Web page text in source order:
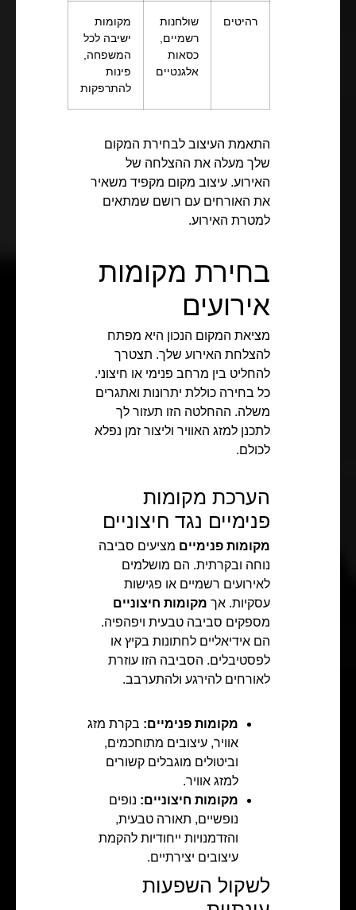
רהיטים
שולחנות
רשמיים,
כסאות
אלגנטיים
מקומות
ישיבה לכל
המשפחה,
פינות
להתרפקות
התאמת העיצוב לבחירת המקום
שלך מעלה את ההצלחה של
האירוע. עיצוב מקום מקפיד משאיר
את האורחים עם רושם שמתאים
למטרת האירוע.
בחירת מקומות
אירועים
מציאת המקום הנכון היא מפתח
להצלחת האירוע שלך. תצטרך
להחליט בין מרחב פנימי או חיצוני.
כל בחירה כוללת יתרונות ואתגרים
משלה. ההחלטה הזו תעזור לך
לתכנן למזג האוויר וליצור זמן נפלא
לכולם.
הערכת מקומות
פנימיים נגד חיצוניים
מקומות פנימיים מציעים סביבה
נוחה ובקרתית. הם מושלמים
לאירועים רשמיים או פגישות
עסקיות. אך מקומות חיצוניים
מספקים סביבה טבעית ויפהפיה.
הם אידיאליים לחתונות בקיץ או
לפסטיבלים. הסביבה הזו עוזרת
לאורחים להירגע ולהתערבב.
מקומות פנימיים: בקרת מזג
אוויר, עיצובים מתוחכמים,
וביטולים מוגבלים קשורים
למזג אוויר.
מקומות חיצוניים: נופים
נופשיים, תאורה טבעית,
והזדמנויות ייחודיות להקמת
עיצובים יצירתיים.
לשקול השפעות